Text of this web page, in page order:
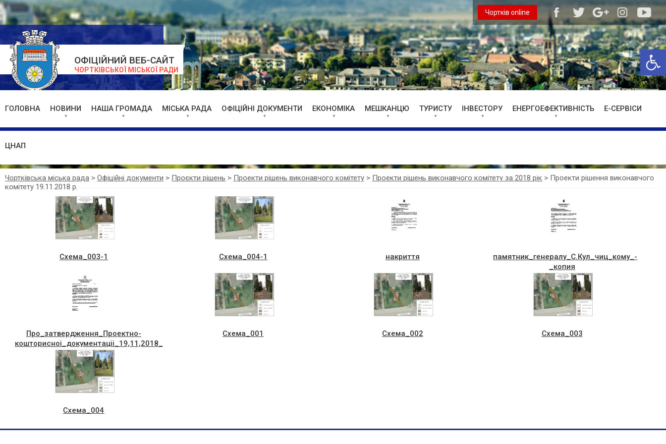
ОФІЦІЙНИЙ ВЕБ-САЙТ
ЧОРТКІВСЬКОЇ МІСЬКОЇ РАДИ
Чортків online
ГОЛОВНА НОВИНИ НАША ГРОМАДА МІСЬКА РАДА ОФІЦІЙНІ ДОКУМЕНТИ ЕКОНОМІКА МЕШКАНЦЮ ТУРИСТУ ІНВЕСТОРУ ЕНЕРГОЕФЕКТИВНІСТЬ Е-СЕРВІСИ
ЦНАП
Чортківська міська рада > Офіційні документи > Проєкти рішень > Проекти рішень виконавчого комітету > Проекти рішень виконавчого комітету за 2018 рік > Проекти рішення виконавчого
комітету 19.11.2018 р.
Схема_003-1 Схема_004-1 накриття
памятник_генералу_С.Кул_чиц_кому_-
_копия
Про_затвердження_Проектно-
кошторисноi_документацii_19,11,2018_р.
Схема_001 Схема_002 Схема_003
Схема_004